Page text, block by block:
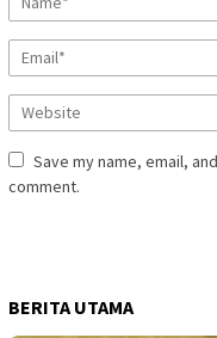
Save my name, email,
comment.
BERITA UTAMA